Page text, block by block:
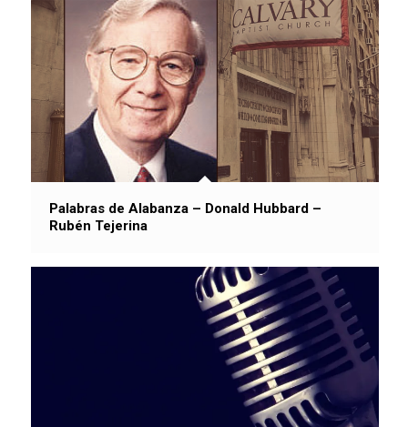
Palabras de Alabanza – Donald Hubbard –
Rubén Tejerina